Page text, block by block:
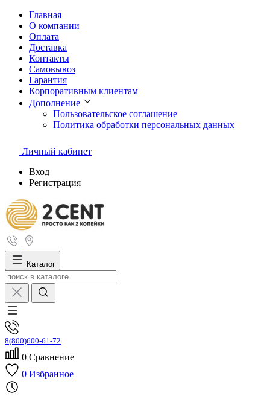
Главная
О компании
Оплата
Доставка
Контакты
Самовывоз
Гарантия
Корпоративным клиентам
Дополнение
Пользовательское соглашение
Политика обработки персональных данных
Личный кабинет
Вход
Регистрация
Каталог
8(800)600-61-72
0 Сравнение
0 Избранное